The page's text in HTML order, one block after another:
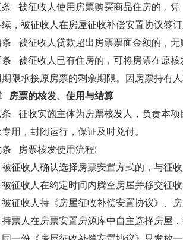
被征收人使用房票购买商品住房的，
，被征收人在房屋征收补偿安置协议签
被征收人贷款超出房票票面金额的，无
被征收人已有住房的，可将房票在原
限承接原房票的剩余期限。因房票持有
房票的核发、使用与结算
征收实施主体为房票核发人，负责本项
用，封闭运行，保证及时兑付。
条 房票核发使用流程:
被征收人确认选择房票安置方式的，与征
被征收人在约定时间内腾空房屋并移交征收
被征收人持《房屋征收补偿安置协议》、
持票人在房票安置房源库中自主选择房屋